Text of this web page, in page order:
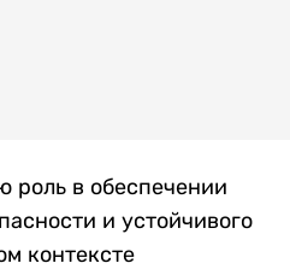
роль в обеспечении
и устойчивого
контексте